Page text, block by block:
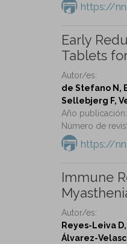
https://
Early
Tablets
Autor/es:
de Stefano N,
Sellebjerg F,
Año publicación:
Número de
https://
Immune
Autor/es:
Reyes-Leiva
Álvarez-